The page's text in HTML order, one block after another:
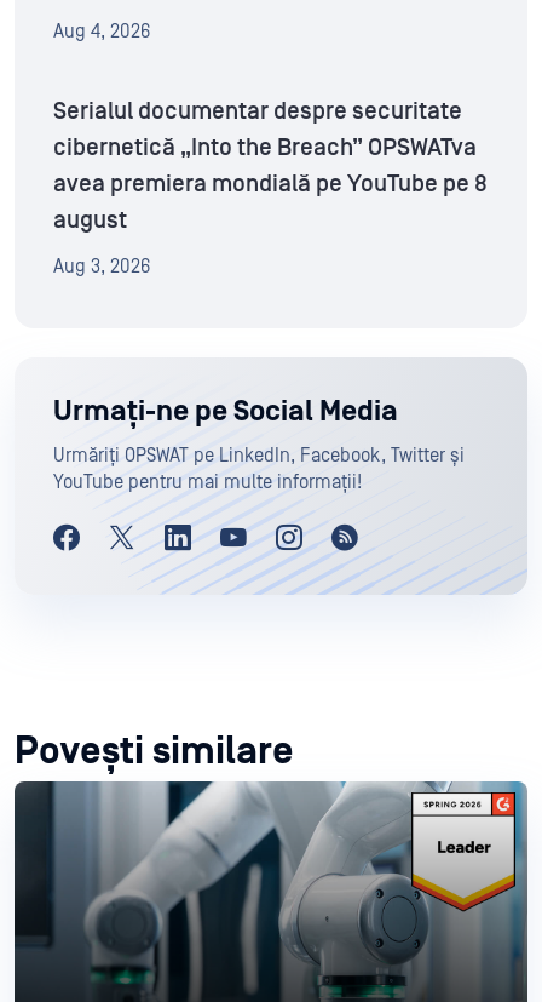
Aug 4, 2026
Serialul documentar despre securitate
cibernetică „Into the Breach” OPSWATva
avea premiera mondială pe YouTube pe 8
august
Aug 3, 2026
Urmați-ne pe Social Media
Urmăriți OPSWAT pe LinkedIn, Facebook, Twitter și
YouTube pentru mai multe informații!
Povești similare